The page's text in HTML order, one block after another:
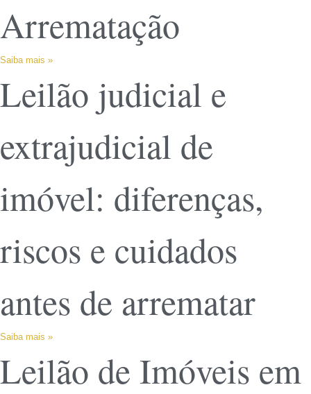
Arrematação
Saiba mais »
Leilão judicial e
extrajudicial de
imóvel: diferenças,
riscos e cuidados
antes de arrematar
Saiba mais »
Leilão de Imóveis em